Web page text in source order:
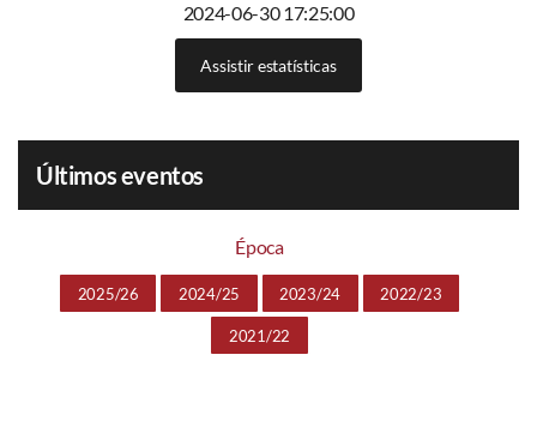
2024-06-30 17:25:00
Assistir estatísticas
Últimos eventos
Época
2025/26 2024/25 2023/24 2022/23
2021/22